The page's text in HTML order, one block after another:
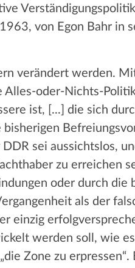
von Egon Bahr in
verändert werden.
Alles-oder-Nichts-
ist, [...] die sich
sei aussichtslos,
zu erreichen
oder durch die
als der
einzig
werden soll, wie
Zone zu erpressen“.